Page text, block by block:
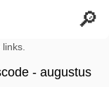
links.
- augustus